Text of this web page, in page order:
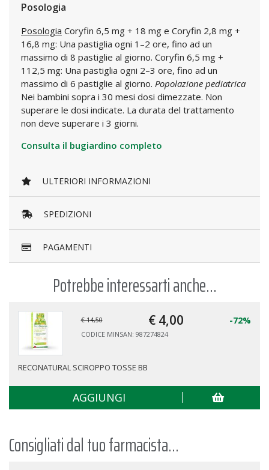
Posologia
Posologia Coryfin 6,5 mg + 18 mg e Coryfin 2,8 mg +
16,8 mg: Una pastiglia ogni 1–2 ore, fino ad un
massimo di 8 pastiglie al giorno. Coryfin 6,5 mg +
112,5 mg: Una pastiglia ogni 2–3 ore, fino ad un
massimo di 6 pastiglie al giorno. Popolazione pediatrica
Nei bambini sopra i 30 mesi dosi dimezzate. Non
superare le dosi indicate. La durata del trattamento
non deve superare i 3 giorni.
Consulta il bugiardino completo
ULTERIORI INFORMAZIONI
SPEDIZIONI
PAGAMENTI
Potrebbe interessarti anche...
€ 14,50
CODICE MINSAN: 987274824
SCIROPPO TOSSE BB
AGGIUNGI
Consigliati dal tuo farmacista...